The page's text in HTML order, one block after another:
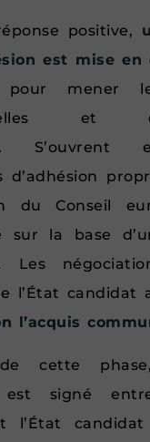
positive,
est mise
pour mener
et
S’ouvrent
d’adhésion
du Conseil
sur la base
Les
l’État candidat
l’acquis
cette
est signé
l’État